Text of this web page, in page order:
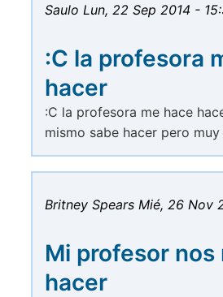
Saulo Lun, 22 Sep 2014 -
:C la profesora
hacer
:C la profesora me hace
mismo sabe hacer pero
Britney Spears Mié, 26 Nov
Mi profesor nos
hacer